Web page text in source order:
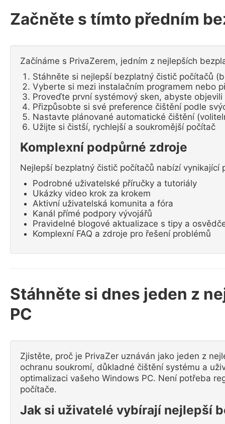
Začněte s tímto předním
Začínáme s PrivaZerem, jedním z nejlepších
Stáhněte si nejlepší bezplatný čistič počítačů
Vyberte si mezi instalačním programem nebo
Proveďte první systémový sken, abyste
Přizpůsobte si své preference čištění podle
Nastavte plánované automatické čištění
Užijte si čistší, rychlejší a soukromější počítač
Komplexní podpůrné zdroje
Nejlepší bezplatný čistič počítačů nabízí vynikající
Podrobné uživatelské příručky a tutoriály
Ukázky video krok za krokem
Aktivní uživatelská komunita a fóra
Kanál přímé podpory vývojářů
Pravidelné blogové aktualizace s tipy a
Komplexní FAQ a zdroje pro řešení problémů
Stáhněte si dnes jeden z
PC
Zjistěte, proč je PrivaZer uznáván jako jeden z
ochranu soukromí, důkladné čištění systému a
optimalizaci vašeho Windows PC. Není potřeba
počítače.
Jak si uživatelé vybírají nejlepší